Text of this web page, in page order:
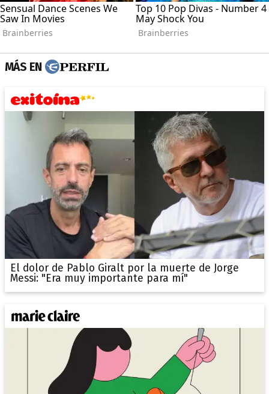
MÁS EN
El dolor de Pablo Giralt por la muerte de Jorge
Messi: "Era muy importante para mí"